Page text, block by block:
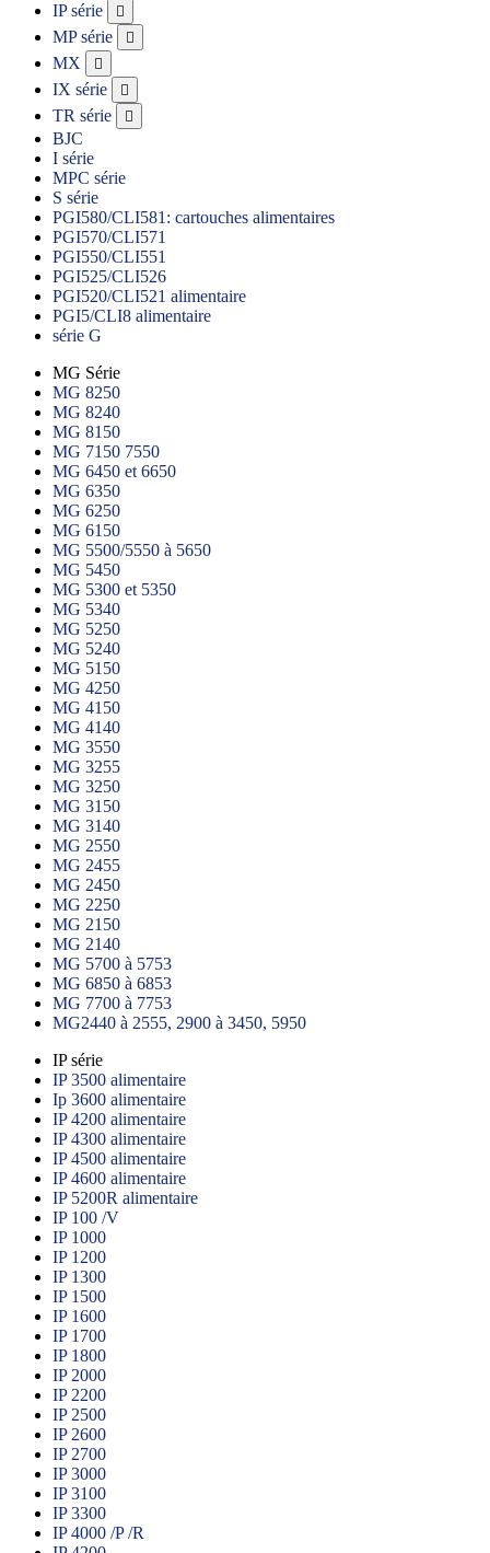
IP série 
MP série 
MX 
IX série 
TR série 
BJC
I série
MPC série
S série
PGI580/CLI581: cartouches alimentaires
PGI570/CLI571
PGI550/CLI551
PGI525/CLI526
PGI520/CLI521 alimentaire
PGI5/CLI8 alimentaire
série G
MG Série
MG 8250
MG 8240
MG 8150
MG 7150 7550
MG 6450 et 6650
MG 6350
MG 6250
MG 6150
MG 5500/5550 à 5650
MG 5450
MG 5300 et 5350
MG 5340
MG 5250
MG 5240
MG 5150
MG 4250
MG 4150
MG 4140
MG 3550
MG 3255
MG 3250
MG 3150
MG 3140
MG 2550
MG 2455
MG 2450
MG 2250
MG 2150
MG 2140
MG 5700 à 5753
MG 6850 à 6853
MG 7700 à 7753
MG2440 à 2555, 2900 à 3450, 5950
IP série
IP 3500 alimentaire
Ip 3600 alimentaire
IP 4200 alimentaire
IP 4300 alimentaire
IP 4500 alimentaire
IP 4600 alimentaire
IP 5200R alimentaire
IP 100 /V
IP 1000
IP 1200
IP 1300
IP 1500
IP 1600
IP 1700
IP 1800
IP 2000
IP 2200
IP 2500
IP 2600
IP 2700
IP 3000
IP 3100
IP 3300
IP 4000 /P /R